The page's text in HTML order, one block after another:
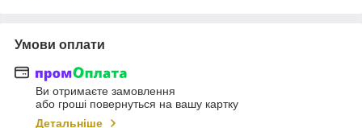
Умови оплати
Ви отримаєте замовлення
або гроші повернуться на вашу картку
Детальніше